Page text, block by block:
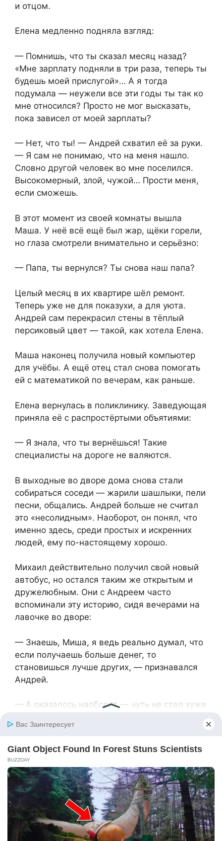
и отцом.
Елена медленно подняла взгляд:
— Помнишь, что ты сказал месяц назад?
«Мне зарплату подняли в три раза, теперь ты
будешь моей прислугой»… А я тогда
подумала — неужели все эти годы ты так ко
мне относился? Просто не мог высказать,
пока зависел от моей зарплаты?
— Нет, что ты! — Андрей схватил её за руки.
— Я сам не понимаю, что на меня нашло.
Словно другой человек во мне поселился.
Высокомерный, злой, чужой… Прости меня,
если сможешь.
В этот момент из своей комнаты вышла
Маша. У неё всё ещё был жар, щёки горели,
но глаза смотрели внимательно и серьёзно:
— Папа, ты вернулся? Ты снова наш папа?
Целый месяц в их квартире шёл ремонт.
Теперь уже не для показухи, а для уюта.
Андрей сам перекрасил стены в тёплый
персиковый цвет — такой, как хотела Елена.
Маша наконец получила новый компьютер
для учёбы. А ещё отец стал снова помогать
ей с математикой по вечерам, как раньше.
Елена вернулась в поликлинику. Заведующая
приняла её с распростёртыми объятиями:
— Я знала, что ты вернёшься! Такие
специалисты на дороге не валяются.
В выходные во дворе дома снова стали
собираться соседи — жарили шашлыки, пели
песни, общались. Андрей больше не считал
это «несолидным». Наоборот, он понял, что
именно здесь, среди простых и искренних
людей, ему по-настоящему хорошо.
Михаил действительно получил свой новый
автобус, но остался таким же открытым и
дружелюбным. Они с Андреем часто
вспоминали эту историю, сидя вечерами на
лавочке во дворе:
— Знаешь, Миша, я ведь реально думал, что
если получаешь больше денег, то
становишься лучше других, — признавался
Андрей.
— А оказалось наоборот — чуть не стал хуже
В квартире Андрея и Елены собрались гости
— отмечали день рождения Маши. Девочка
только что вернулась с городской
олимпиады по математике, где заняла
первое место.